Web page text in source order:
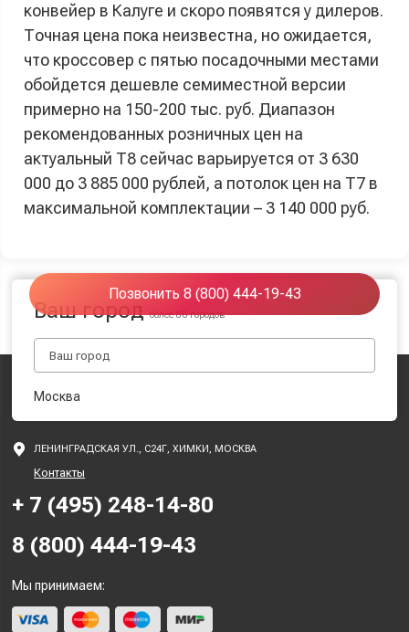
конвейер в Калуге и скоро появятся у дилеров.
Точная цена пока неизвестна, но ожидается,
что кроссовер с пятью посадочными местами
обойдется дешевле семиместной версии
примерно на 150-200 тыс. руб. Диапазон
рекомендованных розничных цен на
актуальный T8 сейчас варьируется от 3 630
000 до 3 885 000 рублей, а потолок цен на T7 в
максимальной комплектации – 3 140 000 руб.
Позвонить 8 (800) 444-19-43
Ваш городболее 80 городов
Москва
ЛЕНИНГРАДСКАЯ УЛ., С24Г, ХИМКИ, МОСКВА
Контакты
+ 7 (495) 248-14-80
8 (800) 444-19-43
Мы принимаем: